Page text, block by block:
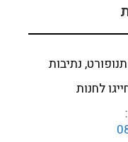
נתיבות
לחנות